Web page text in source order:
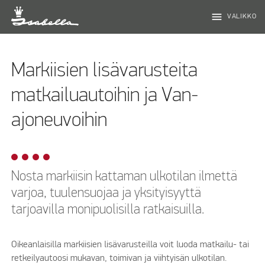
menu VALIKKO
Markiisien lisävarusteita
matkailuautoihin ja Van-
ajoneuvoihin
Nosta markiisin kattaman ulkotilan ilmettä
varjoa, tuulensuojaa ja yksityisyyttä
tarjoavilla monipuolisilla ratkaisuilla.
Oikeanlaisilla markiisien lisävarusteilla voit luoda matkailu- tai
retkeilyautoosi mukavan, toimivan ja viihtyisän ulkotilan.